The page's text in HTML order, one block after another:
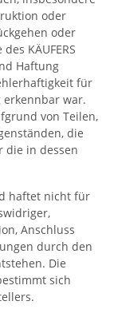
oder
oder
KÄUFERS
Haftung
für
erkennbar war.
von Teilen,
die
die in dessen
haftet nicht für
Anschluss
durch den
Die
sich